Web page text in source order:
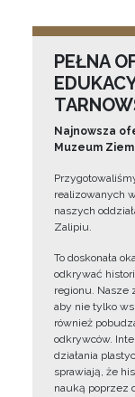
PEŁNA
Najnowsza
Muzeum
realizowanych
naszych
Zalipiu.
To doskonała
odkrywać
regionu. Nasze
aby nie tylko
również
odkrywców.
działania
sprawiają, że
nauką poprzez